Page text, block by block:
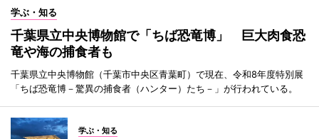
学ぶ・知る
千葉県立中央博物館で「ちば恐竜博」 巨大肉食恐
竜や海の捕食者も
千葉県立中央博物館（千葉市中央区青葉町）で現在、令和8年度特別展
「ちば恐竜博－驚異の捕食者（ハンター）たち－」が行われている。
学ぶ・知る